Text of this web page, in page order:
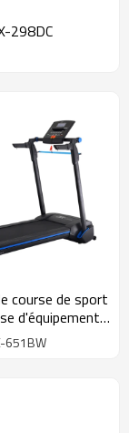
298DC
course de sport
d'équipement
/ tapis
651BW